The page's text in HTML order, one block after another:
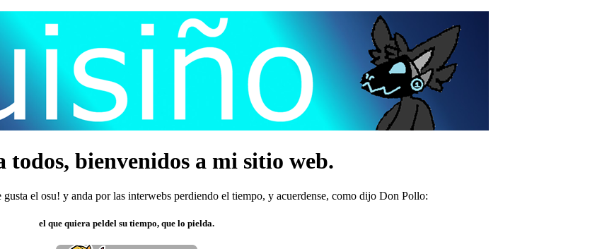
todos, bienvenidos a mi sitio web.
el osu! y anda por las interwebs perdiendo el tiempo, y acuerdense, como dijo Don Pollo:
el que quiera peldel su tiempo, que lo pielda.